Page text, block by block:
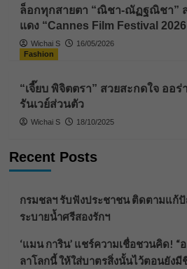
ล็อกทุกสายตา “ณิชา-ณัฏฐณิชา”
แดง “Cannes Film Festival
Wichai S
16/05/2026
Fashion
“เจี๊ยบ พิจิตตรา” สวยสะกดใจ ออ
รันเวย์ส่วนตัว
Wichai S 18/10/2025
Recent Posts
กรมชลฯ รับฟังประชาชน ติดตามแก้
ระบายน้ำศรีสองรักฯ
‘แมน การิน’ แชร์ความเชื่อชวนคิด! “
ลาโลกนี้ ให้ใส่บาตรสิ่งนั้นไว้ตอนยังมี